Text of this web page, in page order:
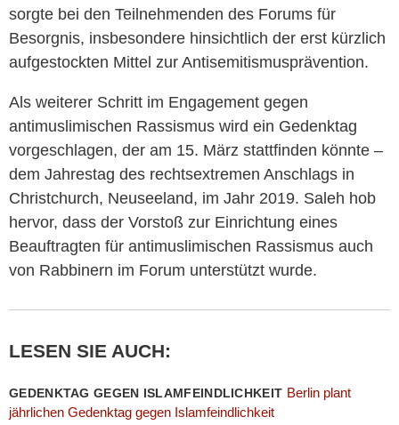
sorgte bei den Teilnehmenden des Forums für
Besorgnis, insbesondere hinsichtlich der erst kürzlich
aufgestockten Mittel zur Antisemitismusprävention.
Als weiterer Schritt im Engagement gegen
antimuslimischen Rassismus wird ein Gedenktag
vorgeschlagen, der am 15. März stattfinden könnte –
dem Jahrestag des rechtsextremen Anschlags in
Christchurch, Neuseeland, im Jahr 2019. Saleh hob
hervor, dass der Vorstoß zur Einrichtung eines
Beauftragten für antimuslimischen Rassismus auch
von Rabbinern im Forum unterstützt wurde.
LESEN SIE AUCH:
GEDENKTAG GEGEN ISLAMFEINDLICHKEIT Berlin plant
jährlichen Gedenktag gegen Islamfeindlichkeit